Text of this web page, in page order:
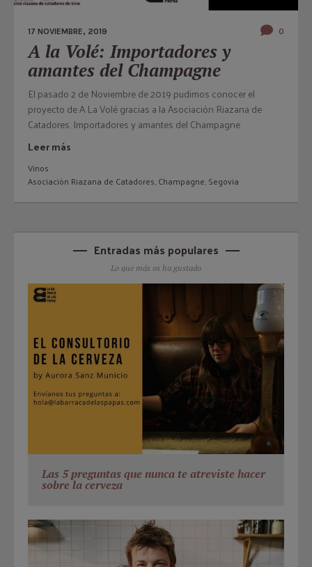
17 NOVIEMBRE, 2019 0
A la Volé: Importadores y
amantes del Champagne
El pasado 2 de Noviembre de 2019 pudimos conocer el
proyecto de A La Volé gracias a la Asociación Riazana de
Catadores. Importadores y amantes del Champagne
Leer más
Vinos
Asociación Riazana de Catadores,Champagne,Segovia
Entradas más populares
Lo que más os ha gustado
Las 5 preguntas que nunca te atreviste hacer
sobre la cerveza